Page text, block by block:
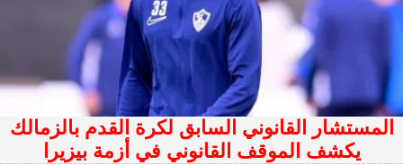
المستشار القانوني السابق لكرة القدم بالزمالك
يكشف الموقف القانوني في أزمة بيزيرا